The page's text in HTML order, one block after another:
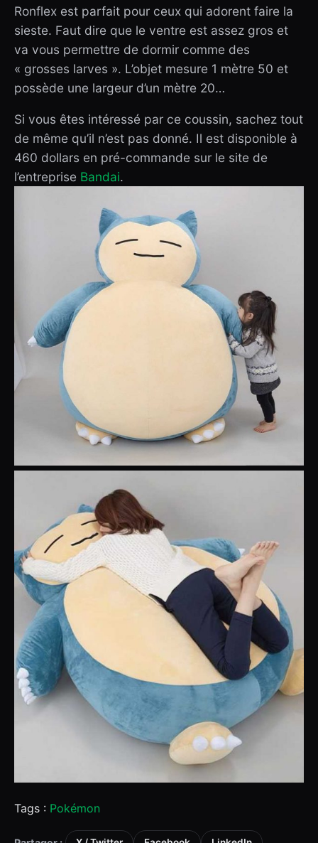
Ronflex est parfait pour ceux qui adorent faire la
sieste. Faut dire que le ventre est assez gros et
va vous permettre de dormir comme des
« grosses larves ». L’objet mesure 1 mètre 50 et
possède une largeur d’un mètre 20…
Si vous êtes intéressé par ce coussin, sachez tout
de même qu’il n’est pas donné. Il est disponible à
460 dollars en pré-commande sur le site de
l’entreprise Bandai.
Tags : Pokémon